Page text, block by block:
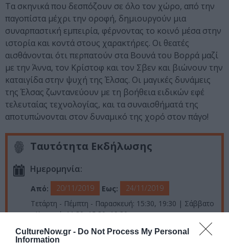
CultureNow.gr - Do Not Process My Personal
Information
Τα σκηνικά που δεσπόζουν σε όλο τον χώρο, από την
παγοπίστα μέχρι την οροφή, δημιουργούν μια
συναρπαστική εμπειρία, φέρνοντας το κοινό μέσα στην
ιστορία και κοντά στους χαρακτήρες. Οι θεατές
αισθάνονται ότι περπατούν στα Βουνά του Βορρά μαζί
με την Άννα, τον Κρίστοφ και τον Σβεν και βιώνουν την
καταιγίδα στην ψυχή της Έλσας. Οι μαγικές δυνάμεις
της Έλσας ζωντανεύουν με τη βοήθεια ειδικών εφέ
τελευταίας τεχνολογίας, και τα συναισθήματά της
αποτυπώνονται στον δυναμικό της χορό στον πάγο!
Ταυτότητα Εκδήλωσης
Ημερομηνία:
Από: 20/11/2019 Εως:
24/11/2019
Τετάρτη - Πέμπτη - Παρασκευή: 15:30, 19:30 | Σάββατο
- Κυριακή: 11:30, 15:30, 19:30
Τοποθεσία: